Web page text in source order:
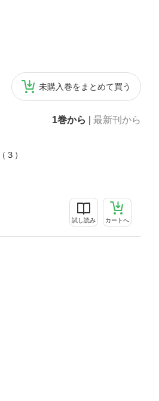
未購入巻をまとめて買う
1巻から 最新刊から
３）
試し読み カートへ